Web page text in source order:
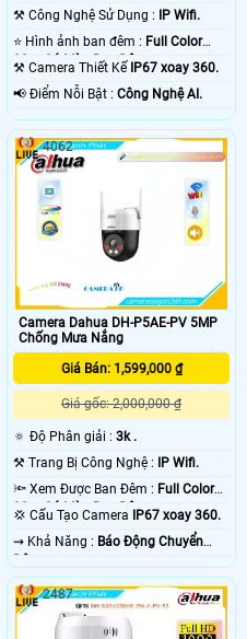
⚒ Công Nghệ Sử Dụng : IP Wifi.
⭐ Hình ảnh ban đêm : Full Color
30m Có Màu Ban Ðêm.
⚒ Camera Thiết Kế IP67 xoay 360.
️📢 Điểm Nỗi Bật :Công Nghệ AI.
Camera Dahua DH-P5AE-PV 5MP
Chống Mưa Nắng
Giá Bán: 1,599,000 ₫
Giá gốc: 2,000,000 ₫
🔅 Độ Phân giải :3k .
⚒ Trang Bị Công Nghệ :
IP Wifi.
🔦 Xem Được Ban Đêm : Full Color
30m Có Màu Ban Ðêm.
💢 Cấu Tạo Camera
IP67 xoay 360.
️⇝ Khả Năng : Báo Động Chuyển
4062
2487